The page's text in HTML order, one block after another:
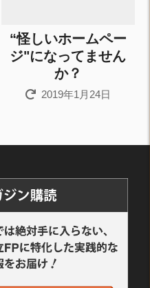
“怪しいホームペー
ジ"になってません
か？
2019年1月24日